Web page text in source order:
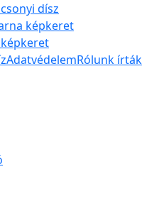
dísz
képkeret
képkeret
AdatvédelemRólunk írták